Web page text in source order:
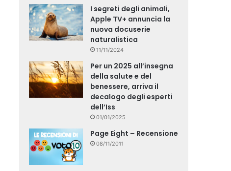
I segreti degli animali,
Apple TV+ annuncia la
nuova docuserie
naturalistica
11/11/2024
Per un 2025 all’insegna
della salute e del
benessere, arriva il
decalogo degli esperti
dell’Iss
01/01/2025
Page Eight – Recensione
08/11/2011